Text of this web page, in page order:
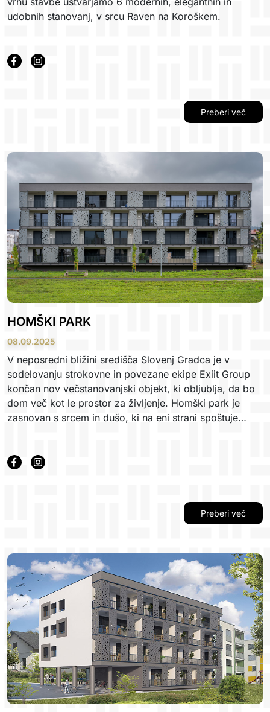
udobnih stanovanj, v srcu Raven na Koroškem.
Preberi več
HOMŠKI PARK
08.09.2025
V neposredni bližini središča Slovenj Gradca je v
sodelovanju strokovne in povezane ekipe Exiit Group
končan nov večstanovanjski objekt, ki obljublja, da bo
dom več kot le prostor za življenje. Homški park je
zasnovan s srcem in dušo, ki na eni strani spoštuje
povezanih z naravno okolico, je v sklopu tega projekta
Preberi več